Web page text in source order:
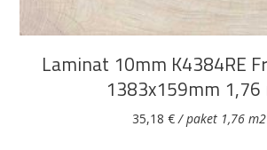
Laminat 10mm K4384RE
1383x159mm 1,76
35,18 €/ paket 1,76 m2